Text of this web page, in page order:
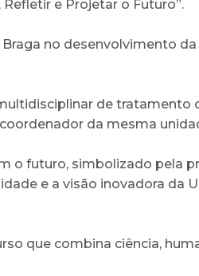
e Projetar o Futuro”.
no desenvolvimento da
de tratamento
da mesma
o futuro, simbolizado pela
e a visão inovadora da
que combina ciência,